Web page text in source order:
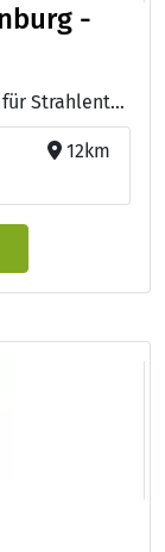
-
Ärzte: Dr. med. Martin Thoma, Facharzt für Strahlentherapie - Dr. med. Beatrice Schymura, Fachärztin für Strahlentherapie - Dr. med. Barbara Pöllinger, Fachärztin für Strahlentherapie - Dr. med. Diana Schulz, Fachärztin für Strahlentherapie - PD Dr. med. Sabrina Astner, Fachärztin für Strahlentherapie
12km